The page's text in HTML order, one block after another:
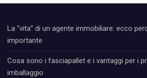
La “vita” di un agente immobiliare: ecco
importante
Cosa sono i fasciapallet e i vantaggi per i
imballaggio